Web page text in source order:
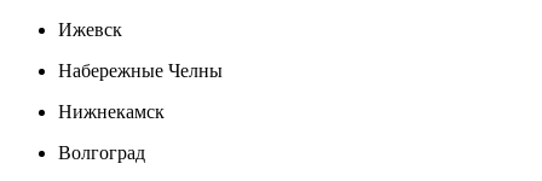
Ижевск
Набережные Челны
Нижнекамск
Волгоград